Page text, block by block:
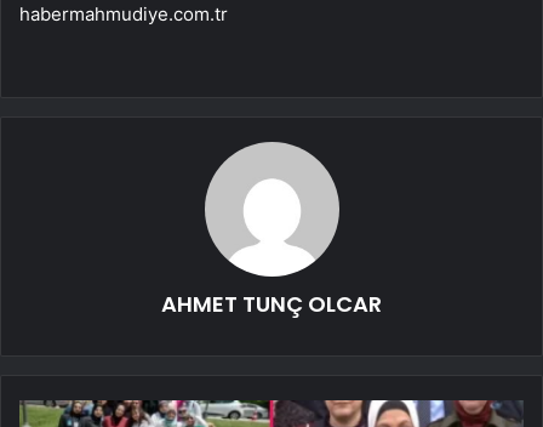
habermahmudiye.com.tr
AHMET TUNÇ OLCAR